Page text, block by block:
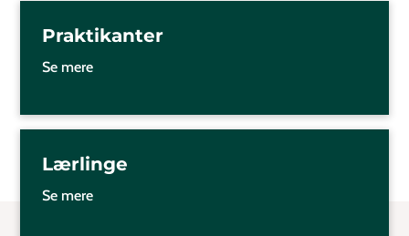
Praktikanter
Se mere
Lærlinge
Se mere